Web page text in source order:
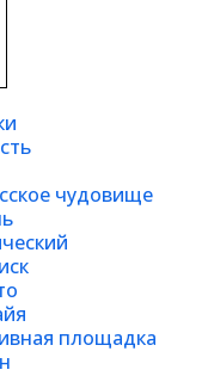
чудовище
площадка